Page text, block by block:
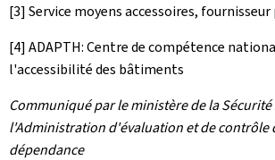
[3] Service moyens accessoires,
[4] ADAPTH: Centre de compétence
l'accessibilité des bâtiments
Communiqué par le ministère de la Sécurité
l'Administration d'évaluation et de contrôle
dépendance